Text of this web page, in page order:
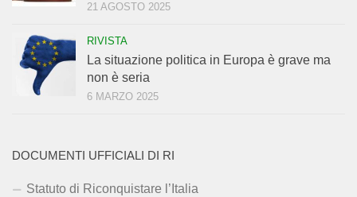
21 AGOSTO 2025
RIVISTA
La situazione politica in Europa è grave ma
non è seria
6 MARZO 2025
DOCUMENTI UFFICIALI DI RI
Statuto di Riconquistare l’Italia